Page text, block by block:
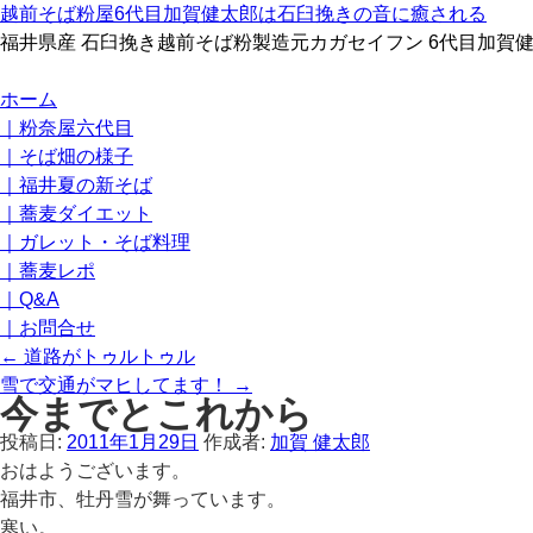
越前そば粉屋6代目加賀健太郎は石臼挽きの音に癒される
福井県産 石臼挽き越前そば粉製造元カガセイフン 6代目加賀
コ
ン
テ
ン
ツ
へ
ス
キ
ッ
プ
ホーム
｜粉奈屋六代目
｜そば畑の様子
｜福井夏の新そば
｜蕎麦ダイエット
｜ガレット・そば料理
｜蕎麦レポ
｜Q&A
｜お問合せ
← 道路がトゥルトゥル
雪で交通がマヒしてます！
→
今までとこれから
投稿日: 2011年1月29日 作成者: 加賀 健太郎
おはようございます。
福井市、牡丹雪が舞っています。
寒い。